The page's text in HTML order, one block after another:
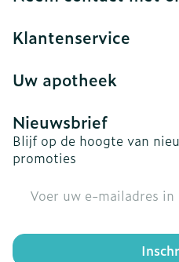
Klantenservice
Uw apotheek
Nieuwsbrief
Blijf op de hoogte van
promoties